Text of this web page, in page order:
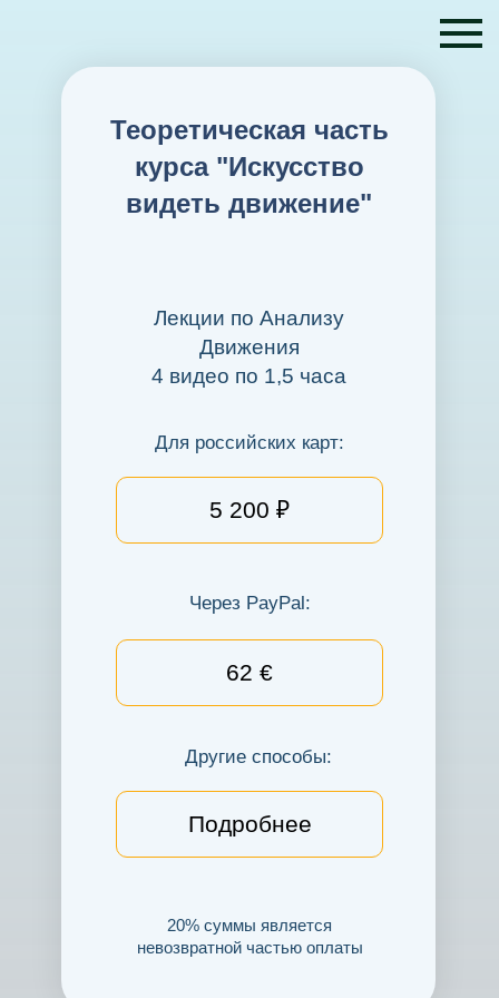
Теоретическая часть
курса "Искусство
видеть движение"
Подробнее
Другие способы:
20% суммы является
невозвратной частью оплаты
Для российских карт:
5 200 ₽
Через PayPal:
62 €
Лекции по Анализу
Движения
4 видео по 1,5 часа